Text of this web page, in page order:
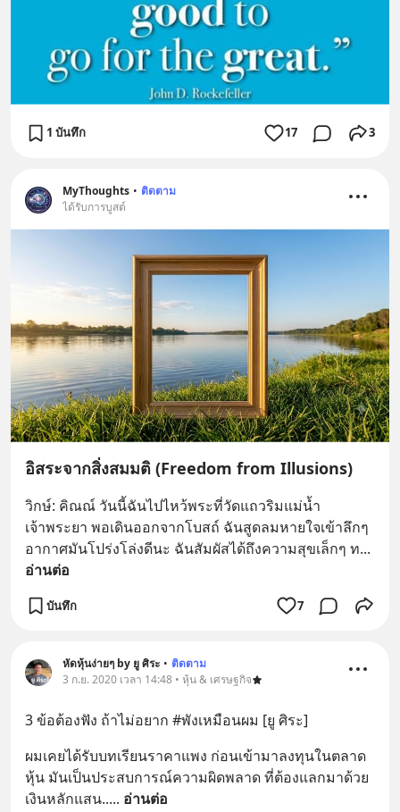
1 บันทึก 17 3
MyThoughts • ติดตาม
ได้รับการบูสต์
อิสระจากสิ่งสมมติ (Freedom from Illusions)
วิกษ์: คิณณ์ วันนี้ฉันไปไหว้พระที่วัดแถวริมแม่น้ำ
เจ้าพระยา พอเดินออกจากโบสถ์ ฉันสูดลมหายใจเข้าลึกๆ
อากาศมันโปร่งโล่งดีนะ ฉันสัมผัสได้ถึงความสุขเล็กๆ ท
อ่านต่อ
บันทึก 7
หัดหุ้นง่ายๆ by ยู ศิระ • ติดตาม
3 ก.ย. 2020 เวลา 14:48 • หุ้น & เศรษฐกิจ
3 ข้อต้องฟัง ถ้าไม่อยาก #พังเหมือนผม [ยู ศิระ]
ผมเคยได้รับบทเรียนราคาแพง ก่อนเข้ามาลงทุนในตลาด
หุ้น มันเป็นประสบการณ์ความผิดพลาด ที่ต้องแลกมาด้วย
เงินหลักแสน..... อ่านต่อ